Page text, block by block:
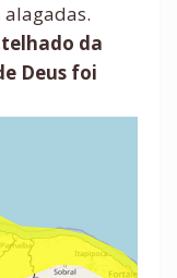
telhado da
Deus foi